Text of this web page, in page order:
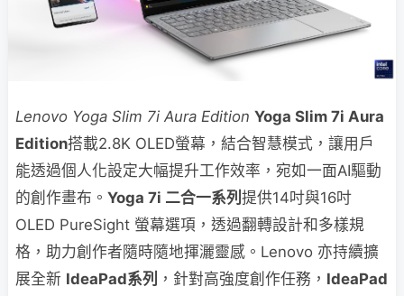
Lenovo Yoga Slim 7i Aura Edition Yoga Slim 7i Aura
Edition搭載2.8K OLED螢幕，結合智慧模式，讓用戶
能透過個人化設定大幅提升工作效率，宛如一面AI驅動
的創作畫布。 Yoga 7i 二合一系列 提供14吋與16吋
OLED PureSight 螢幕選項，透過翻轉設計和多樣規
格，助力創作者隨時隨地揮灑靈感。Lenovo 亦持續擴
展全新 IdeaPad系列 ，針對高強度創作任務， IdeaPad